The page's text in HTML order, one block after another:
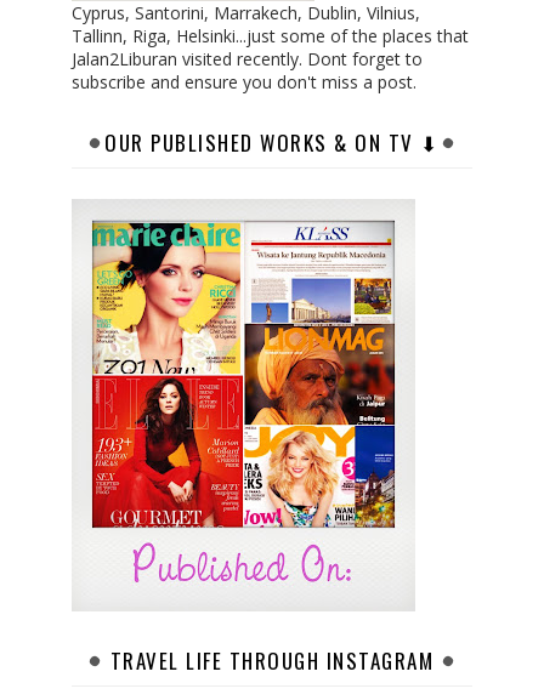
Cyprus, Santorini, Marrakech, Dublin, Vilnius,
Tallinn, Riga, Helsinki...just some of the places that
Jalan2Liburan visited recently. Dont forget to
subscribe and ensure you don't miss a post.
OUR PUBLISHED WORKS & ON TV ⬇︎
TRAVEL LIFE THROUGH INSTAGRAM